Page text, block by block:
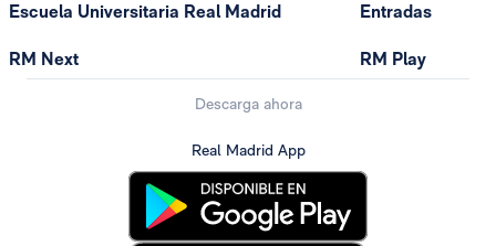
Escuela Universitaria Real Madrid
RM Next
Entradas
RM Play
Descarga ahora
Real Madrid App